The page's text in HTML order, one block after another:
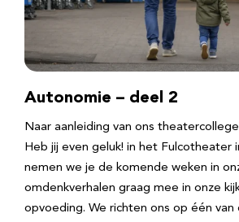
Autonomie – deel 2
Naar aanleiding van ons
Heb jij even geluk! in het Fulcotheater
nemen we je de komende weken in
omdenkverhalen graag mee in onze
opvoeding. We richten ons op één